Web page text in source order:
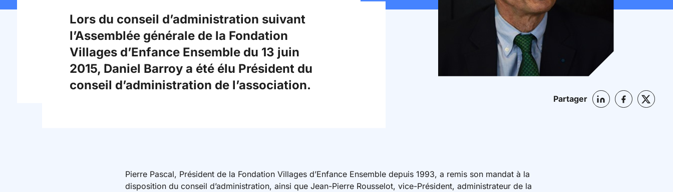
Lors du conseil d’administration suivant
l’Assemblée générale de la Fondation
Villages d’Enfance Ensemble du 13 juin
2015, Daniel Barroy a été élu Président du
conseil d’administration de l’association.
Partager
Pierre Pascal, Président de la Fondation Villages d’Enfance Ensemble depuis 1993, a remis son mandat à la
disposition du conseil d’administration, ainsi que Jean-Pierre Rousselot, vice-Président, administrateur de la